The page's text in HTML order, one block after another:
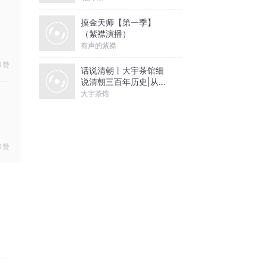
赞
赞
摸金天师【第一季】
（紫襟演播）
有声的紫襟
话说清朝丨大宇茶馆细
说清朝三百年历史|从努
尔哈赤到末代皇帝溥仪|
大宇茶馆